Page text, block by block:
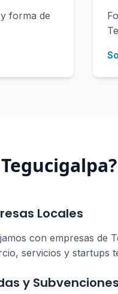
forma de
Tegucigalpa?
Locales
con empresas de
servicios y startups
y Subvenciones